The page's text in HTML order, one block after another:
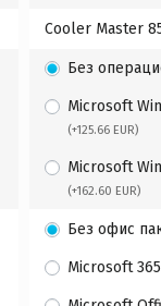
Cooler Master
Без
Microsoft
(+125.66 EUR)
Microsoft
(+162.60 EUR)
Без офис
Microsoft